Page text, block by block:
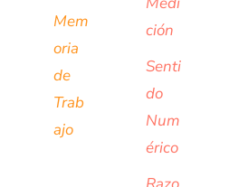
Mem
oria
de
Trab
ajo
ción
Senti
do
Num
érico